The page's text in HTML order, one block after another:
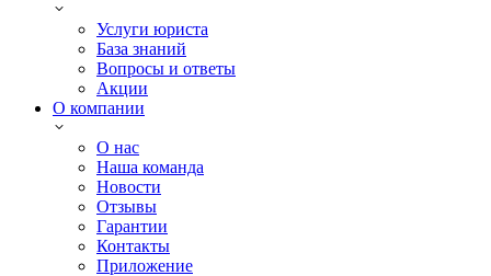
Услуги юриста
База знаний
Вопросы и ответы
Акции
О компании
О нас
Наша команда
Новости
Отзывы
Гарантии
Контакты
Приложение